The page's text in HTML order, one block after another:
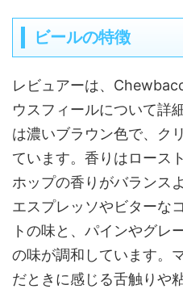
ビールの特徴
レビュアーは、
ウスフィールについて詳
は濃いブラウン色で、ク
ています。香りはロース
ホップの香りがバランス
エスプレッソやビターな
トの味と、パインやグレ
の味が調和しています。
だときに感じる舌触りや